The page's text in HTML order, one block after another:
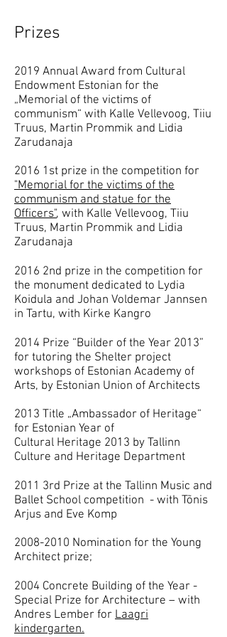
Prizes
2019 Annual Award from Cultural
Endowment Estonian for the
„Memorial of the victims of
communism“ with Kalle Vellevoog, Tiiu
Truus, Martin Prommik and Lidia
Zarudanaja
2016 1st prize in the competition for
"Memorial for the victims of the
communism and statue for the
Officers", with Kalle Vellevoog, Tiiu
Truus, Martin Prommik and Lidia
Zarudanaja
2016 2nd prize in the competition for
the monument dedicated to Lydia
Koidula and Johan Voldemar Jannsen
in Tartu, with Kirke Kangro
2014 Prize “Builder of the Year 2013”
for tutoring the Shelter project
workshops of Estonian Academy of
Arts, by Estonian Union of Architects
2013 Title „Ambassador of Heritage“
for Estonian Year of
Cultural Heritage 2013 by Tallinn
Culture and Heritage Department
2011 3rd Prize at the Tallinn Music and
Ballet School competition - with Tõnis
Arjus and Eve Komp
2008-2010 Nomination for the Young
Architect prize;
2004 Concrete Building of the Year -
Special Prize for Architecture – with
Andres Lember for Laagri
kindergarten.